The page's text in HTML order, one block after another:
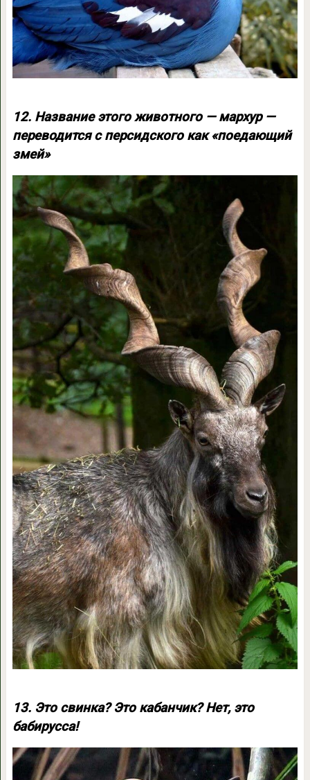
12. Название этого животного — мархур —
переводится с персидского как «поедающий
змей»
13. Это свинка? Это кабанчик? Нет, это
бабирусса!